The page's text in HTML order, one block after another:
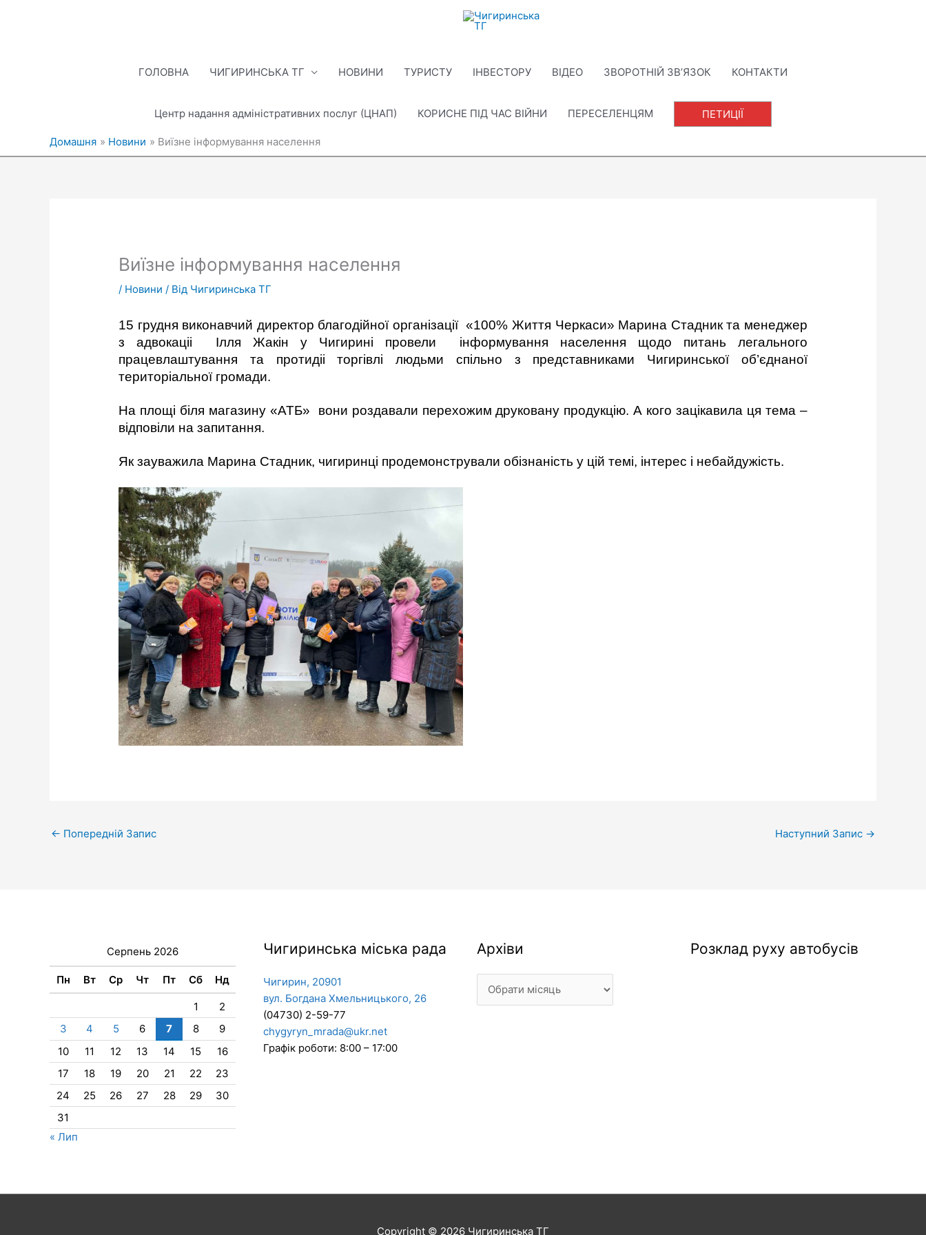
ГОЛОВНА ЧИГИРИНСЬКА ТГ НОВИНИ ТУРИСТУ ІНВЕСТОРУ ВІДЕО ЗВОРОТНІЙ ЗВ’ЯЗОК КОНТАКТИ
Центр надання адміністративних послуг (ЦНАП) КОРИСНЕ ПІД ЧАС ВІЙНИ ПЕРЕСЕЛЕНЦЯМ ПЕТИЦІЇ
Домашня Новини Виїзне інформування населення
Виїзне інформування населення
/ Новини / Від Чигиринська ТГ
15 грудня виконавчий директор благодійної організації «100% Життя Черкаси» Марина Стадник та менеджер
з адвокаціі Ілля Жакін у Чигирині провели інформування населення щодо питань легального
працевлаштування та протидіі торгівлі людьми спільно з представниками Чигиринської об’єднаної
територіальної громади.
На площі біля магазину «АТБ» вони роздавали перехожим друковану продукцію. А кого зацікавила ця тема –
відповіли на запитання.
Як зауважила Марина Стадник, чигиринці продемонстрували обізнаність у цій темі, інтерес і небайдужість.
← Попередній Запис Наступний Запис →
Серпень 2026
Пн Вт Ср Чт Пт Сб Нд
1
2
3
4 5 6 7 8
9
10
11 12 13 14 15
16
17
18 19 20 21 22
23
24
25 26 27 28 29
30
31
« Лип
Чигиринська міська рада
Чигирин, 20901
вул. Богдана Хмельницького, 26
(04730) 2-59-77
chygyryn_mrada@ukr.net
Графік роботи: 8:00 – 17:00
Архіви
Архіви Розклад руху автобусів
Copyright © 2026 Чигиринська ТГ